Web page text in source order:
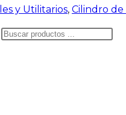
y Utilitarios, Cilindro